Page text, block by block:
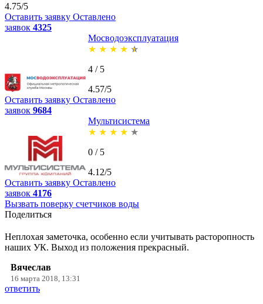
4.75/5
Оставить заявку Оставлено
заявок 4325
Мосводоэксплуатация
★ ★ ★ ★ ★
4 / 5
4.57/5
Оставить заявку Оставлено
заявок 9684
Мультисистема
★ ★ ★ ★ ★
0 / 5
4.12/5
Оставить заявку Оставлено
заявок 4176
Вызвать поверку счетчиков воды
Поделиться
Неплохая заметочка, особенно если учитывать расторопность
наших УК. Выход из положения прекрасный.
Вячеслав
16 марта 2018, 13:31
ответить